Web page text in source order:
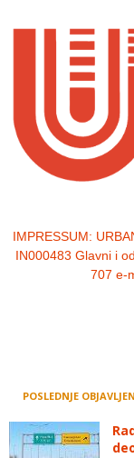
IMPRESSUM:
IN000483 Glavni i
707 e-
POSLEDNJE